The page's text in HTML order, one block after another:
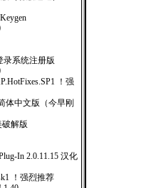
录系统注册版
！强
体中文版（今早刚
破解版
In 2.0.11.15 汉化
！强烈推荐